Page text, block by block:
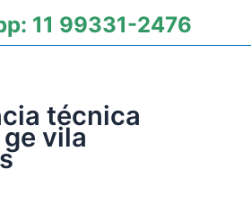
11 99331-2476
técnica
vila